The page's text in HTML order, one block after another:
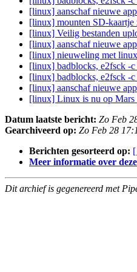
[linux] aanschaf nieuwe
[linux] mounten SD-kaartje
[linux] Veilig bestanden
[linux] aanschaf nieuwe
[linux] nieuweling met linux
[linux] badblocks, e2fsck -c
[linux] badblocks, e2fsck -c
[linux] aanschaf nieuwe
[linux] Linux is nu op Mars
Datum laatste bericht: Zo Feb
Gearchiveerd op: Zo Feb 28
Berichten gesorteerd op:
Meer informatie over
Dit archief is gegenereerd met